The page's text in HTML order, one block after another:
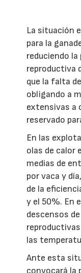
La situación
para la
reduciendo
reproductiva
que la falta
obligando a
extensivas a
reservado
En las
olas de calor
medias de
por vaca y
de la
y el 50%. En
descensos
las
Ante esta